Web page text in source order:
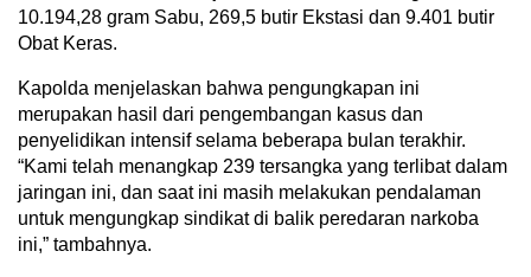
10.194,28 gram Sabu, 269,5 butir Ekstasi dan 9.401 butir
Obat Keras.
Kapolda menjelaskan bahwa pengungkapan ini
merupakan hasil dari pengembangan kasus dan
penyelidikan intensif selama beberapa bulan terakhir.
“Kami telah menangkap 239 tersangka yang terlibat dalam
jaringan ini, dan saat ini masih melakukan pendalaman
untuk mengungkap sindikat di balik peredaran narkoba
ini,” tambahnya.